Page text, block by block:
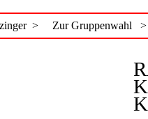
> Zur Gruppenwahl >